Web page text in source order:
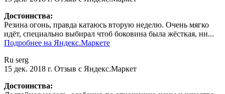
Достоинства:
Резина огонь, правда катаюсь вторую неделю. Очень мягко
идёт, специально выбирал чтоб боковина была жёсткая, ни...
Подробнее на Яндекс.Маркете
Ru serg
15 дек. 2018 г. Отзыв с Яндекс.Маркет
Достоинства: